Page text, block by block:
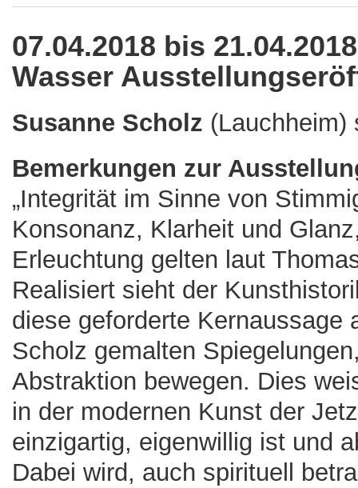
07.04.2018 bis
Wasser
Susanne Scholz (Lauchheim)
Bemerkungen zur
„Integrität im Sinne von
Konsonanz, Klarheit und
Erleuchtung gelten laut
Realisiert sieht der
diese geforderte Kernaussage
Scholz gemalten
Abstraktion bewegen. Dies
in der modernen Kunst der
einzigartig, eigenwillig ist und
Dabei wird, auch spirituell